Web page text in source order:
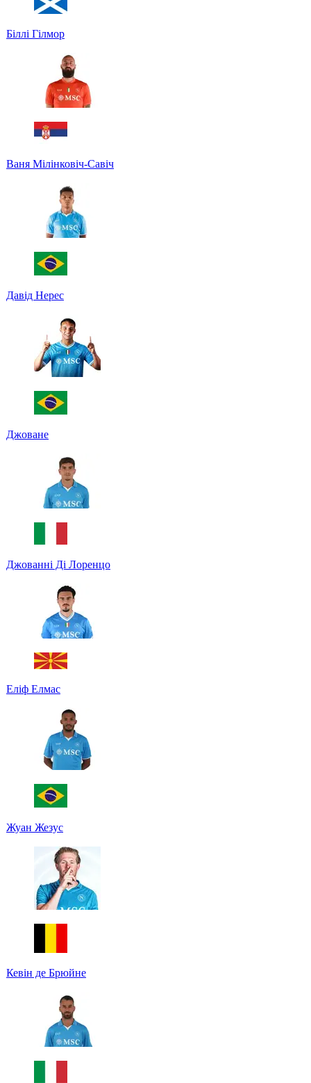
Біллі Гілмор
Ваня Мілінковіч-Савіч
Давід Нерес
Джоване
Джованні Ді Лоренцо
Еліф Елмас
Жуан Жезус
Кевін де Брюйне